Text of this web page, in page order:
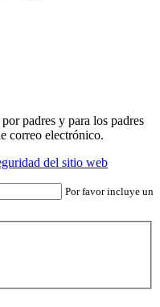
padres y para los padres
correo electrónico.
del sitio web
Por favor incluye un